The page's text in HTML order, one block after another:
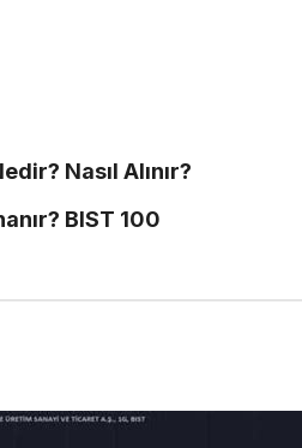
Nasıl Alınır?
BIST 100